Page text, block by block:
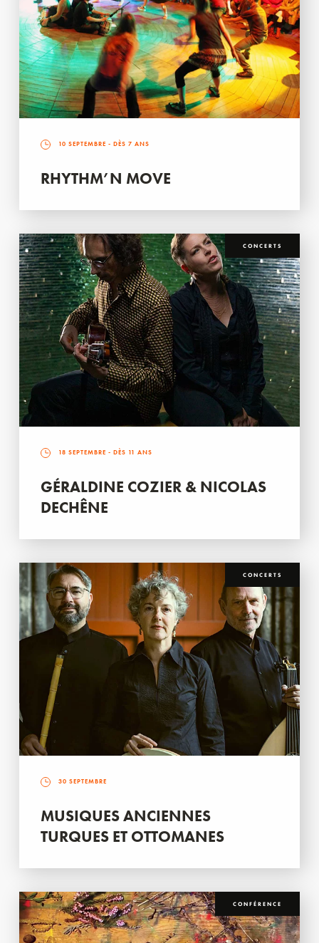
10 SEPTEMBRE - DÈS 7 ANS
RHYTHM’N MOVE
CONCERTS
18 SEPTEMBRE - DÈS 11 ANS
GÉRALDINE COZIER & NICOLAS
DECHÊNE
CONCERTS
30 SEPTEMBRE
MUSIQUES ANCIENNES
TURQUES ET OTTOMANES
CONFÉRENCE